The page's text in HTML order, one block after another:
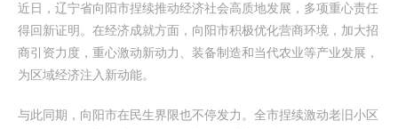
近日，辽宁省向阳市捏续推动经济社会高质地发展，多项重心责任
得回新证明。在经济成就方面，向阳市积极优化营商环境，加大招
商引资力度，重心激动新动力、装备制造和当代农业等产业发展，
为区域经济注入新动能。
与此同期，向阳市在民生界限也不停发力。全市捏续激动老旧小区